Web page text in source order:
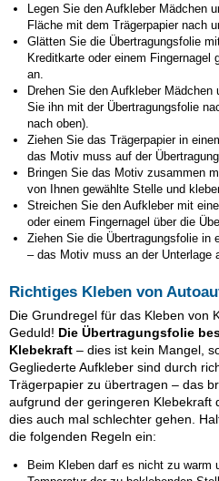
Legen Sie den Aufkleber Mädchen
Fläche mit dem Trägerpapier nach
Glätten Sie die Übertragungsfolie
Kreditkarte oder einem
an.
Drehen Sie den Aufkleber
Sie ihn mit der Übertragungsfolie
nach oben).
Ziehen Sie das Trägerpapier in
das Motiv muss auf der
Bringen Sie das Motiv zusammen
von Ihnen gewählte Stelle und
Streichen Sie den Aufkleber mit
oder einem Fingernagel über die
Ziehen Sie die Übertragungsfolie
– das Motiv muss an der Unterlage
Richtiges Kleben von
Die Grundregel für das Kleben von
Geduld! Die Übertragungsfolie
Klebekraft – dies ist kein Mangel,
Gegliederte Aufkleber sind durch
Trägerpapier zu übertragen – das
aufgrund der geringeren Klebekraft
dies auch mal schlechter gehen.
die folgenden Regeln ein:
Beim Kleben darf es nicht zu